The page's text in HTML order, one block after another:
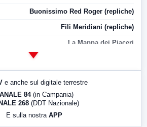
Buonissimo Red Roger (repliche)
Fili Meridiani (repliche)
La Mappa dei Piaceri
LabNews (replica)
e anche sul digitale terrestre
84 (in Campania)
268 (DDT Nazionale)
E sulla nostra APP